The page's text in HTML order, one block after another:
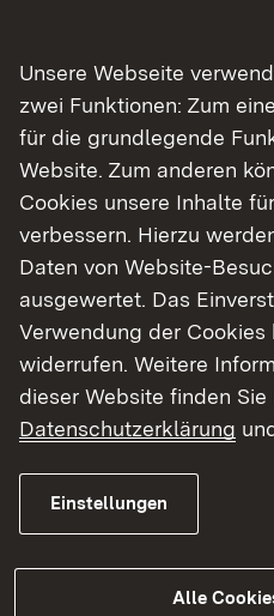
Studiengangsuche
Studienplatz. Außerdem
Schritt-Anleitung zu
Finde dein Studium in
Unsere Webseite
zwei Funktionen: Zum
für die grundlegende
Website. Zum anderen
Cookies unsere Inhalte
verbessern. Hierzu
Daten von Website-
ausgewertet. Das
Verwendung der Cookies
widerrufen. Weitere
dieser Website finden Sie
Datenschutzerklärung
Einstellungen
Alle